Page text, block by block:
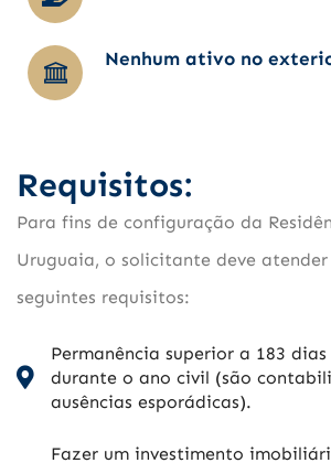
Nenhum ativo no
Requisitos:
Para fins de configuração da
Uruguaia, o solicitante deve atender
seguintes requisitos:
Permanência superior a 183
durante o ano civil (são
ausências esporádicas).
Fazer um investimento